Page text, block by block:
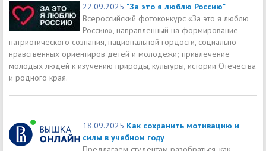
22.09.2025 "За это я люблю Россию"
Всероссийский фотоконкурс «За это я люблю
Россию», направленный на формирование
патриотического сознания, национальной гордости, социально-
нравственных ориентиров детей и молодежи; привлечение
молодых людей к изучению природы, культуры, истории Отечества
и родного края.
18.09.2025 Как сохранить мотивацию и
силы в учебном году